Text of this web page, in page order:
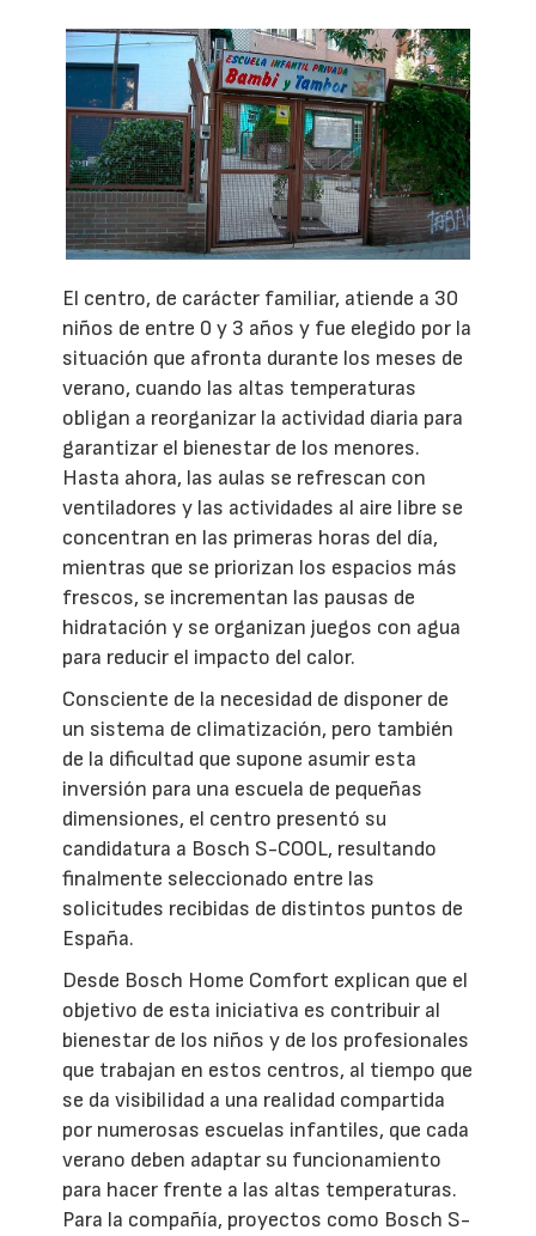
El centro, de carácter familiar, atiende a 30
niños de entre 0 y 3 años y fue elegido por la
situación que afronta durante los meses de
verano, cuando las altas temperaturas
obligan a reorganizar la actividad diaria para
garantizar el bienestar de los menores.
Hasta ahora, las aulas se refrescan con
ventiladores y las actividades al aire libre se
concentran en las primeras horas del día,
mientras que se priorizan los espacios más
frescos, se incrementan las pausas de
hidratación y se organizan juegos con agua
para reducir el impacto del calor.
Consciente de la necesidad de disponer de
un sistema de climatización, pero también
de la dificultad que supone asumir esta
inversión para una escuela de pequeñas
dimensiones, el centro presentó su
candidatura a Bosch S-COOL, resultando
finalmente seleccionado entre las
solicitudes recibidas de distintos puntos de
España.
Desde Bosch Home Comfort explican que el
objetivo de esta iniciativa es contribuir al
bienestar de los niños y de los profesionales
que trabajan en estos centros, al tiempo que
se da visibilidad a una realidad compartida
por numerosas escuelas infantiles, que cada
verano deben adaptar su funcionamiento
para hacer frente a las altas temperaturas.
Para la compañía, proyectos como Bosch S-